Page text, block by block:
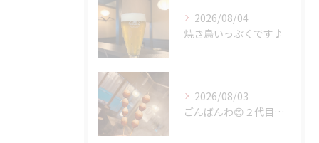
2026/08/04
焼き鳥いっぷくです♪
2026/08/03
ごんばんわ😊２代目炭火焼鳥いっぷくです